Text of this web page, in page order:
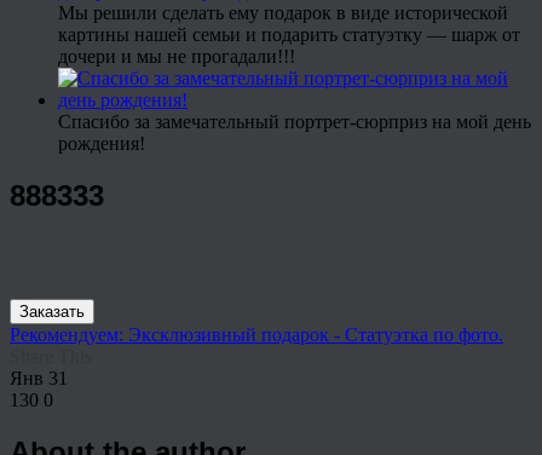
Мы решили сделать ему подарок в виде исторической
картины нашей семьи и подарить статуэтку — шарж от
дочери и мы не прогадали!!!
Спасибо за замечательный портрет-сюрприз на мой день
рождения!
888333
Заказать
Рекомендуем: Эксклюзивный подарок - Статуэтка по фото.
Янв 31
130 0